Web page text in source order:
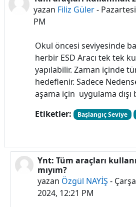
yazan Filiz Güler-
PM
Okul öncesi seviyesinde
herbir ESD Aracı tek tek
yapılabilir. Zaman içinde
hedeflenir. Sadece
aşama için uygulama dışı
Etiketler:
Başlangıç Seviye
Filiz Güler yanıt olarak
Ynt: Tüm araçları
mıyım?
yazan Özgül NAYİŞ -
2024, 12:21 PM